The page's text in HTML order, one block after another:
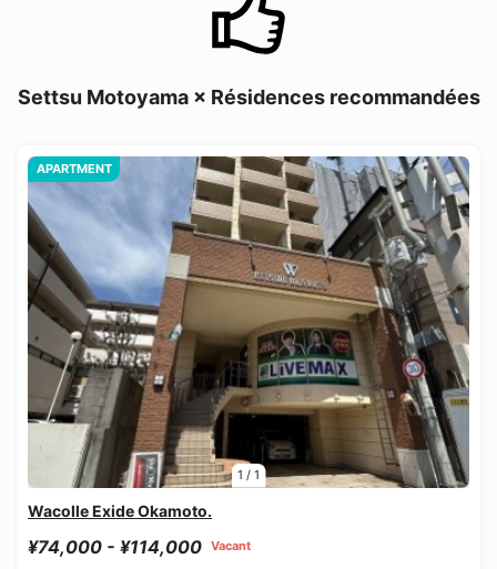
Settsu Motoyama × Résidences recommandées
1 / 1
APARTMENT
Wacolle Exide Okamoto.
¥74,000 - ¥114,000 Vacant